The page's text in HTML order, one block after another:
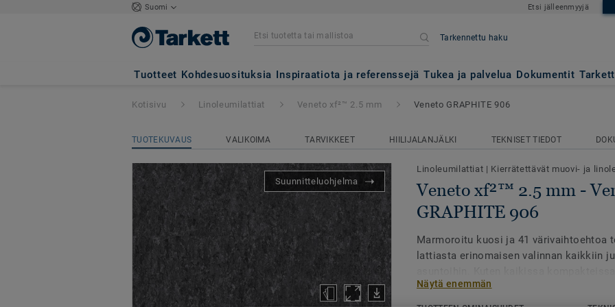
Suomi Etsi jälleenmyyjä
Tarkennettu haku
Tuotteet Kohdesuosituksia Inspiraatiota ja referenssejä Tukea ja palvelua Dokumentit
Veneto xf²™ 2.5 mm - Veneto GRAPHITE 906
Kotisivu Linoleumilattiat Veneto xf²™ 2.5 mm Veneto GRAPHITE 906
TUOTEKUVAUS VALIKOIMA TARVIKKEET HIILIJALANJÄLKI TEKNISET TIEDOT
Suunnitteluohjelma
Linoleumilattiat | Kierrätettävät muovi- ja
Veneto xf²™ 2.5 mm -
GRAPHITE 906
Marmoroitu kuosi ja 41 värivaihtoehtoa
lattiasta erinomaisen valinnan kaikkiin
muos Veneto xf2:ssa on
on saatavilla myös 19 dB akustoivina
Näytä enemmän